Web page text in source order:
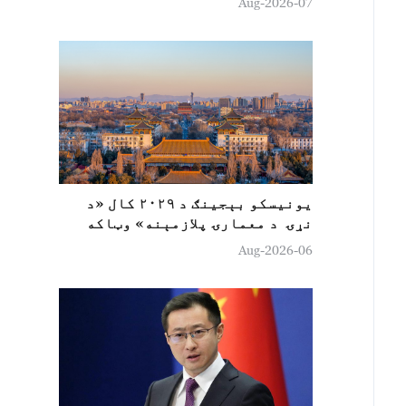
یونیسکو بېجینګ د ۲۰۲۹ کال «د
نړۍ د معمارۍ پلازمېنه» وټاکه
06-Aug-2026